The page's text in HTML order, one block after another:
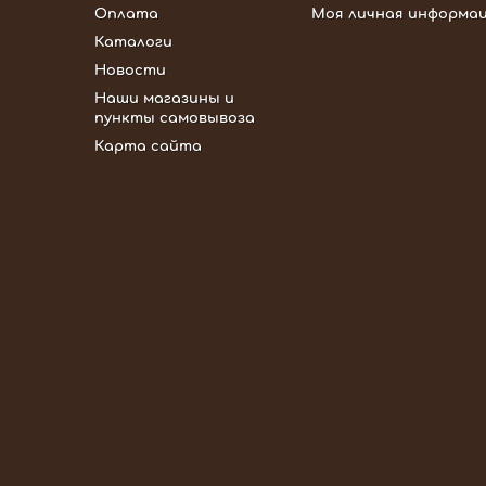
Оплата
Каталоги
Новости
Наши магазины и
пункты самовывоза
Карта сайта
Моя личная